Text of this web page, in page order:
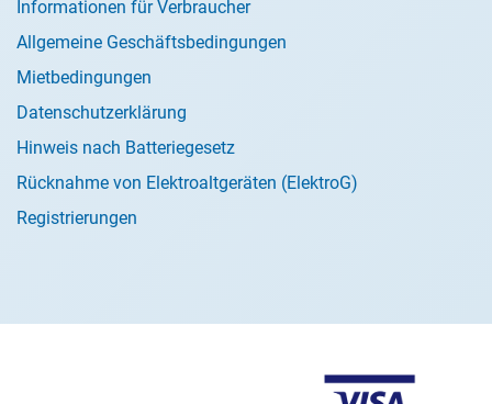
Informationen für Verbraucher
Allgemeine Geschäftsbedingungen
Mietbedingungen
Datenschutzerklärung
Hinweis nach Batteriegesetz
Rücknahme von Elektroaltgeräten (ElektroG)
Registrierungen